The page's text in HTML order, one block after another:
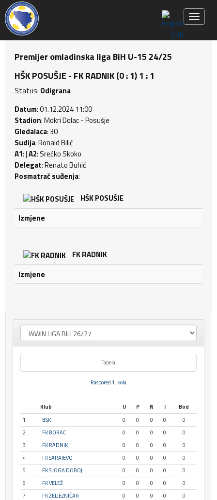
Premijer omladinska liga BiH U-15 24/25
HŠK POSUŠJE - FK RADNIK (0 : 1) 1 : 1
Status: Odigrana
Datum: 01.12.2024 11:00
Stadion: Mokri Dolac - Posušje
Gledalaca: 30
Sudija: Ronald Bilić
A1: |A2: Srećko Skoko
Delegat: Renato Buhić
Posmatrač suđenja:
HŠK POSUŠJE
Izmjene
FK RADNIK
Izmjene
Tabela
Raspored 1. kola
Klub U P N I
Bod
1
BSK 0 0 0 0
0
2
FK BORAC 0 0 0 0
0
3
FK RADNIK 0 0 0 0
0
4
FK SARAJEVO 0 0 0 0
0
5
FK SLOGA DOBOJ 0 0 0 0
0
6
FK VELEŽ 0 0 0 0
0
7
FK ŽELJEZNIČAR 0 0 0 0
0